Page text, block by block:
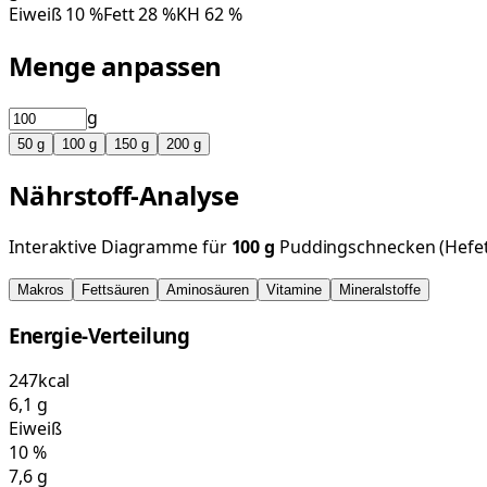
Eiweiß10%Fett28%KH 62%
Menge anpassen
g
50 g 100 g 150 g 200 g
Nährstoff-Analyse
Interaktive Diagramme für 100g Puddingschnecken
Makros Fettsäuren Aminosäuren Vitamine Mineralstoffe
Energie-Verteilung
247kcal
6,1 g
Eiweiß
10%
7,6g